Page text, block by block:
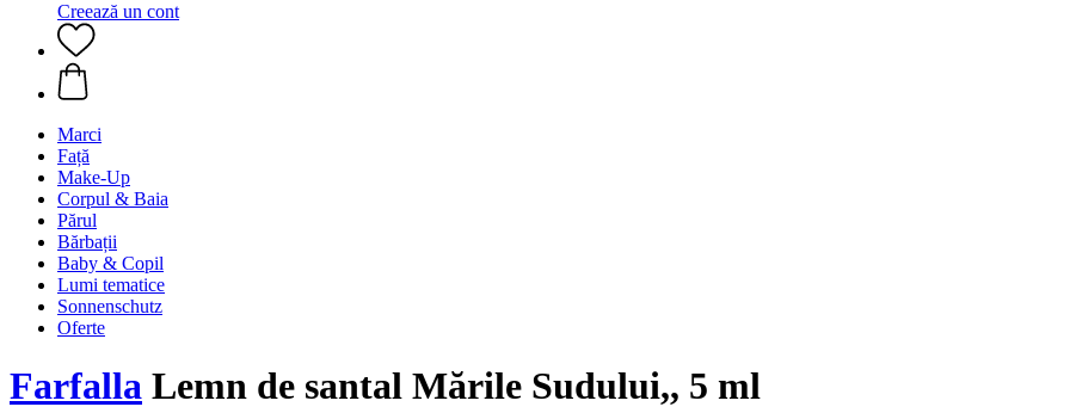
Creează un cont
Marci
Față
Make-Up
Corpul & Baia
Părul
Bărbații
Baby & Copil
Lumi tematice
Sonnenschutz
Oferte
Farfalla Lemn de santal Mările Sudului,, 5 ml